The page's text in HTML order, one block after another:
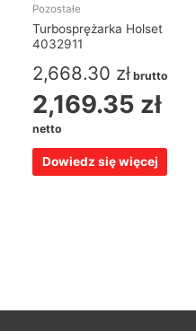
Pozostałe
Turbosprężarka Holset
4032911
2,668.30 zł brutto
2,169.35 zł
netto
Dowiedz się więcej